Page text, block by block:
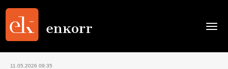
11.05.2026 09:35